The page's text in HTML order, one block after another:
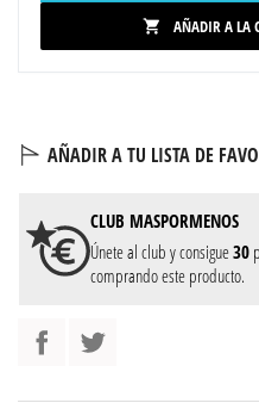
 AÑADIR A LA
AÑADIR A TU LISTA DE
CLUB MASPORMENOS
Únete al club y consigue30
comprando este producto.